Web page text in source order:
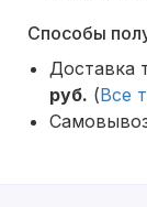
Способы
Доставка
руб. (Все